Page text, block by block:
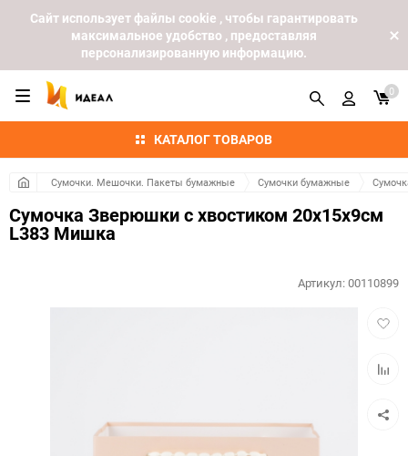
Cайт использует файлы cookie , чтобы гарантировать
максимальное удобство , предоставляя
персонализированную информацию.
КАТАЛОГ ТОВАРОВ
0
Сумочки. Мешочки. Пакеты бумажные Сумочки бумажные
Сумочка Зверюшки с хвостиком 20х15х9см
L383 Мишка
Артикул:00110899